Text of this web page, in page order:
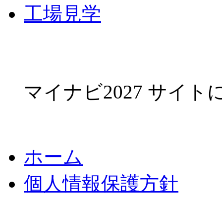
工場見学
マイナビ2027 サイト
ホーム
個人情報保護方針